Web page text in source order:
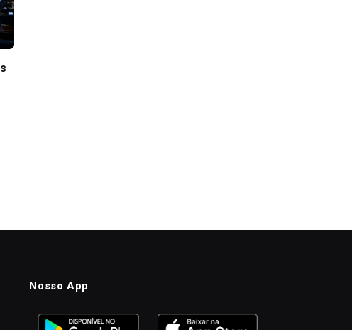
Nosso App